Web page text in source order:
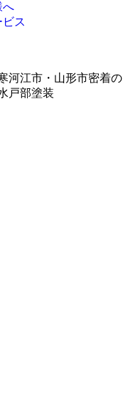
へ
ス
河江市・山形市密着の
戸部塗装